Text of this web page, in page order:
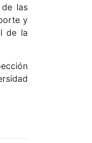
de las
y
de la